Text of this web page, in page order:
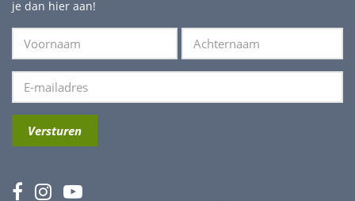
je dan hier aan!